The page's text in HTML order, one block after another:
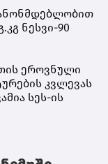
ნესვი-90
ეროვნული
კვლევას
სეს-ის